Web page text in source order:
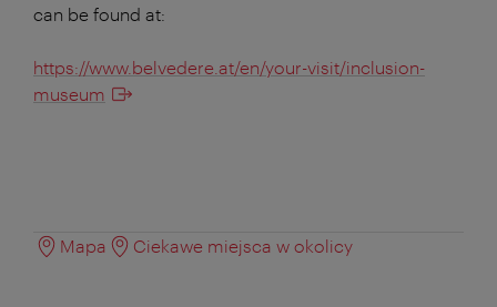
can be found at:
https://www.belvedere.at/en/your-visit/inclusion-
museum
Mapa Ciekawe miejsca w okolicy